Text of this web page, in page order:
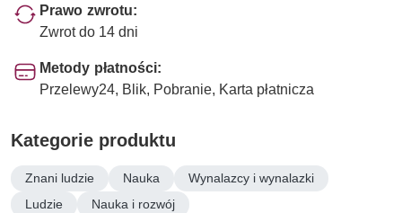
Prawo zwrotu:
Zwrot do 14 dni
Metody płatności:
Przelewy24, Blik, Pobranie, Karta płatnicza
Kategorie produktu
Znani ludzie Nauka
Wynalazcy i wynalazki
Ludzie
Nauka i rozwój